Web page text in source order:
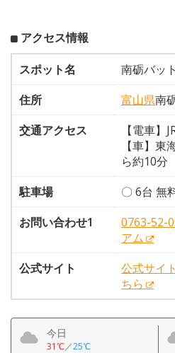
アクセス情報
スポット名
南砺バッ
住所
富山県南
交通アクセス
【電車】
【車】東
ら約10分
駐車場
〇 6台 無
お問い合わせ1
0763-52-
アム
公式サイト
公式サイ
ちら
今日
31℃／25℃